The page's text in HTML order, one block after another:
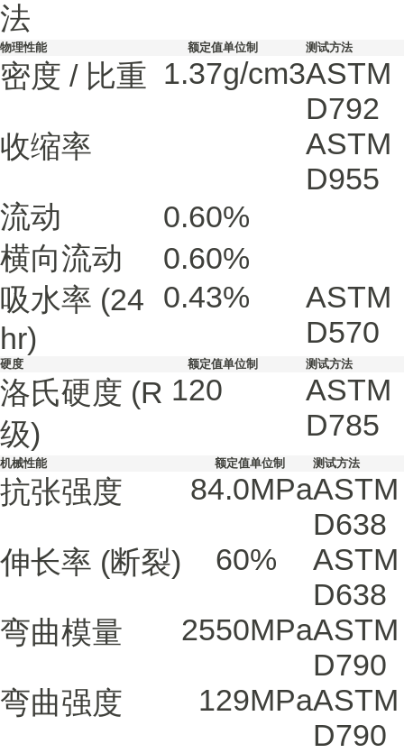
法
物理性能 额定值单位制 测试方法
密度 / 比重 1.37g/cm3ASTM
D792
收缩率
ASTM
D955
流动
0.60%
横向流动
0.60%
吸水率 (24
hr)
0.43%
ASTM
D570
硬度 额定值单位制 测试方法
洛氏硬度 (R
级)
120
ASTM
D785
机械性能 额定值单位制 测试方法
抗张强度 84.0MPaASTM
D638
伸长率 (断裂) 60%
ASTM
D638
弯曲模量
2550MPaASTM
D790
弯曲强度
129MPaASTM
D790